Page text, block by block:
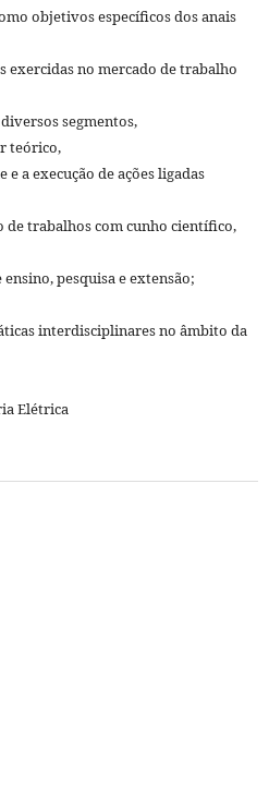
objetivos específicos dos anais
exercidas no mercado de trabalho
segmentos,
teórico,
a execução de ações ligadas
trabalhos com cunho científico,
pesquisa e extensão;
interdisciplinares no âmbito da
Elétrica